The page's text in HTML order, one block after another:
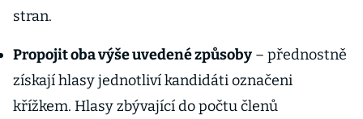
stran.
Propojit oba výše uvedené způsoby – přednostně
získají hlasy jednotliví kandidáti označeni
křížkem. Hlasy zbývající do počtu členů